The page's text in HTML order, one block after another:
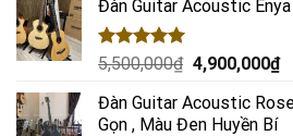
Đàn Guitar Acoustic
Rated5.00
5,500,000₫ 4,900,000₫
Đàn Guitar Acoustic
Gọn , Màu Đen Huyền Bí